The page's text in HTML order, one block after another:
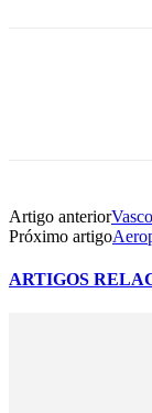
Artigo anterior
Próximo artigo
ARTIGOS